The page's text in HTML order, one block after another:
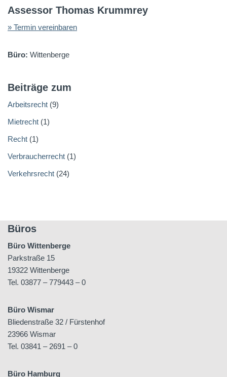
Assessor Thomas Krummrey
» Termin vereinbaren
Büro: Wittenberge
Beiträge zum
Arbeitsrecht (9)
Mietrecht (1)
Recht (1)
Verbraucherrecht (1)
Verkehrsrecht (24)
Büros
Büro Wittenberge
Parkstraße 15
19322 Wittenberge
Tel. 03877 – 779443 – 0
Büro Wismar
Bliedenstraße 32 / Fürstenhof
23966 Wismar
Tel. 03841 – 2691 – 0
Büro Hamburg